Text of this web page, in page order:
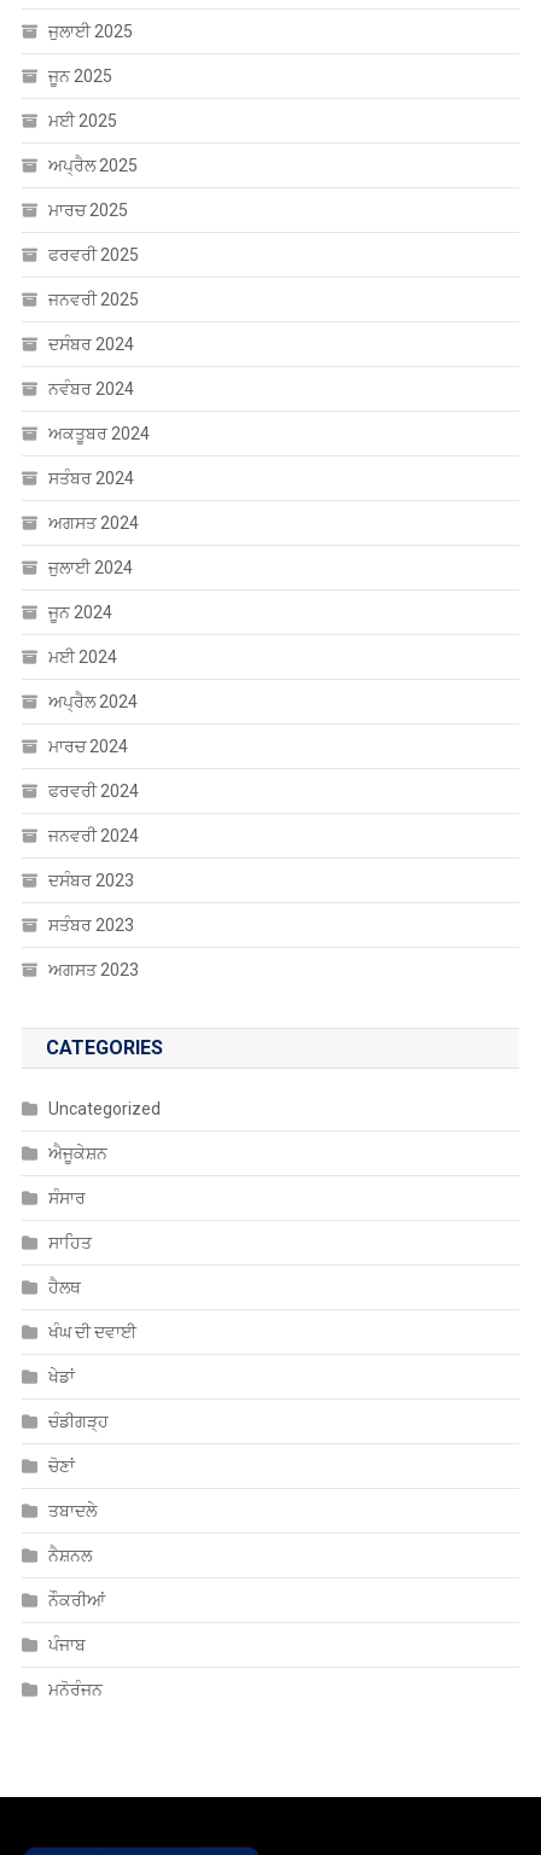
ਜੂਨ 2025
ਮਈ 2025
ਅਪ੍ਰੈਲ 2025
ਮਾਰਚ 2025
ਫਰਵਰੀ 2025
ਜਨਵਰੀ 2025
ਦਸੰਬਰ 2024
ਨਵੰਬਰ 2024
ਅਕਤੂਬਰ 2024
ਸਤੰਬਰ 2024
ਅਗਸਤ 2024
ਜੁਲਾਈ 2024
ਜੂਨ 2024
ਮਈ 2024
ਅਪ੍ਰੈਲ 2024
ਮਾਰਚ 2024
ਫਰਵਰੀ 2024
ਜਨਵਰੀ 2024
ਦਸੰਬਰ 2023
ਸਤੰਬਰ 2023
ਅਗਸਤ 2023
ਐਜੂਕੇਸ਼ਨ
ਸੰਸਾਰ
ਸਾਹਿਤ
ਹੈਲਥ
ਖੰਘ ਦੀ ਦਵਾਈ
ਖੇਡਾਂ
ਚੰਡੀਗੜ੍ਹ
ਚੋਣਾਂ
ਤਬਾਦਲੇ
ਨੈਸ਼ਨਲ
ਨੌਕਰੀਆਂ
ਪੰਜਾਬ
ਮਨੋਰੰਜਨ